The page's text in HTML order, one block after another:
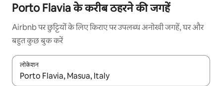
Porto Flavia के करीब ठहरने की जगहें
Airbnb पर छुट्टियों के लिए किराए पर उपलब्ध अनोखी जगहें, घर और
बहुत कुछ बुक करें
लोकेशन
नतीजों के उपलब्ध होने पर, अप और डाउन 'ऐरो की' का इस्तेमाल करके नेविगेट